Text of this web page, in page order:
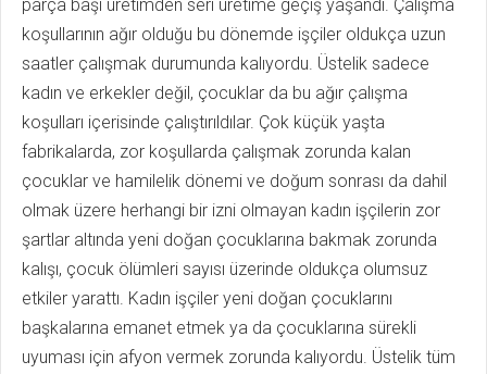
parça başı üretimden seri üretime geçiş yaşandı. Çalışma
koşullarının ağır olduğu bu dönemde işçiler oldukça uzun
saatler çalışmak durumunda kalıyordu. Üstelik sadece
kadın ve erkekler değil, çocuklar da bu ağır çalışma
koşulları içerisinde çalıştırıldılar. Çok küçük yaşta
fabrikalarda, zor koşullarda çalışmak zorunda kalan
çocuklar ve hamilelik dönemi ve doğum sonrası da dahil
olmak üzere herhangi bir izni olmayan kadın işçilerin zor
şartlar altında yeni doğan çocuklarına bakmak zorunda
kalışı, çocuk ölümleri sayısı üzerinde oldukça olumsuz
etkiler yarattı. Kadın işçiler yeni doğan çocuklarını
başkalarına emanet etmek ya da çocuklarına sürekli
uyuması için afyon vermek zorunda kalıyordu. Üstelik tüm